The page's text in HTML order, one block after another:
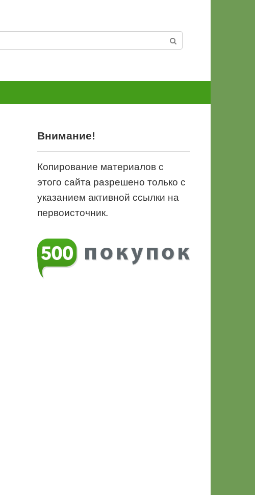
Внимание!
Копирование материалов с
этого сайта разрешено только с
указанием активной ссылки на
первоисточник.